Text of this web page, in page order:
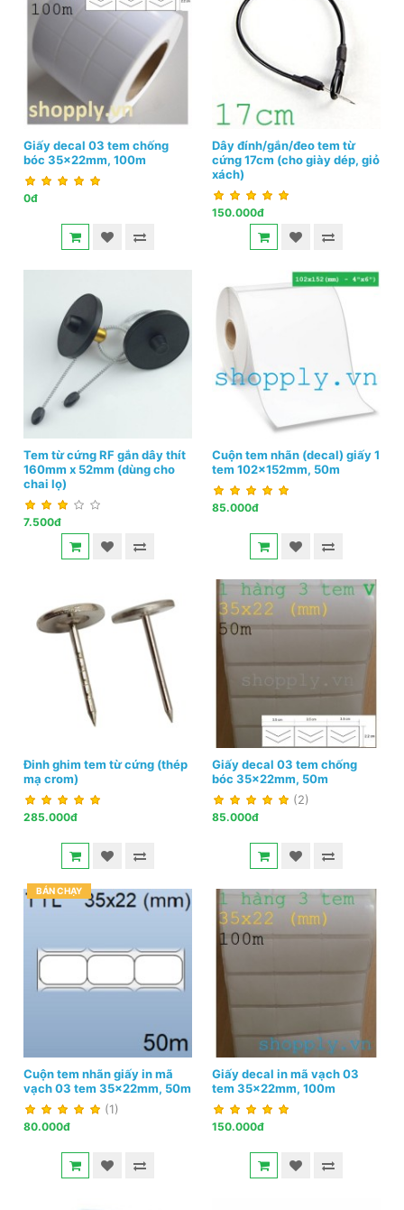
Giấy decal 03 tem chống
bóc 35x22mm, 100m
0đ
Dây đính/gắn/đeo tem từ
cứng 17cm (cho giày dép, giỏ
xách)
150.000đ
Tem từ cứng RF gắn dây thít
160mm x 52mm (dùng cho
chai lọ)
7.500đ
Cuộn tem nhãn (decal) giấy 1
tem 102x152mm, 50m
85.000đ
Đinh ghim tem từ cứng (thép
mạ crom)
285.000đ
Giấy decal 03 tem chống
bóc 35x22mm, 50m
(2)
85.000đ
BÁN CHẠY
Cuộn tem nhãn giấy in mã
vạch 03 tem 35x22mm, 50m
(1)
80.000đ
Giấy decal in mã vạch 03
tem 35x22mm, 100m
150.000đ